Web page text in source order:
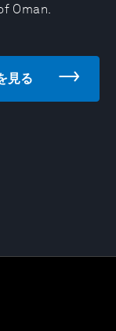
Oman.
見る